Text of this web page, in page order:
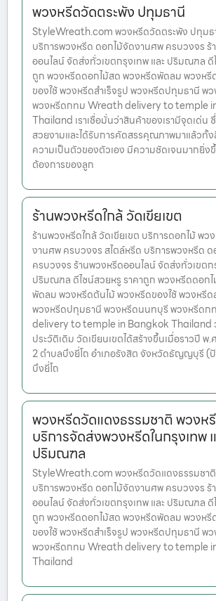
พวงหรีดวัดตระพัง ปทุมธานี
StyleWreath.com พวงหรีดวัดตระพัง ปทุมธ
บริการพวงหรีด ดอกไม้จัดงานศพ ครบวงจร ร้
ออนไลน์ จัดส่งทั่วเขตกรุงเทพ และ ปริมณฑล ดี
ถูก พวงหรีดดอกไม้สด พวงหรีดพัดลม พวงหรี
ของใช้ พวงหรีดสำเร็จรูป พวงหรีดปทุมธานี พ
พวงหรีดกทม Wreath delivery to temple
Thailand เราเชื่อมั่นว่าสินค้าของเรามีจุดเด่น
สวยงามและได้รับการคัดสรรคุณภาพมาแล้วทั้
ความเป็นตัวของตัวเอง มีความชัดเจนมากยิ่ง
ต้องการของลูก
ร้านพวงหรีดใกล้ วัดเขียเขต
ร้านพวงหรีดใกล้ วัดเขียเขต บริการดอกไม้ พว
งานศพ ครบวงจร สไตล์หรีด บริการพวงหรีด
ครบวงจร ร้านพวงหรีดออนไลน์ จัดส่งทั่วเขตก
ปริมณฑล ดีไซน์สวยหรู ราคาถูก พวงหรีดดอก
พัดลม พวงหรีดต้นไม้ พวงหรีดของใช้ พวงหรีด
พวงหรีดปทุมธานี พวงหรีดนนทบุรี พวงหรีด
delivery to temple in Bangkok Thailand
ประวัติเดิม วัดเขียนเขตได้สร้างขึ้นเมื่อราวปี
2 ตำบลบึงยี่โถ อำเภอรังสิต จังหวัดธัญญบุรี (
บึงยี่โถ
พวงหรีดวัดแดงธรรมชาติ พวงห
บริการจัดส่งพวงหรีดในกรุงเทพ
ปริมณฑล
StyleWreath.com พวงหรีดวัดแดงธรรมชาติ
บริการพวงหรีด ดอกไม้จัดงานศพ ครบวงจร ร้
ออนไลน์ จัดส่งทั่วเขตกรุงเทพ และ ปริมณฑล ดี
ถูก พวงหรีดดอกไม้สด พวงหรีดพัดลม พวงหรี
ของใช้ พวงหรีดสำเร็จรูป พวงหรีดปทุมธานี พ
พวงหรีดกทม Wreath delivery to temple
Thailand